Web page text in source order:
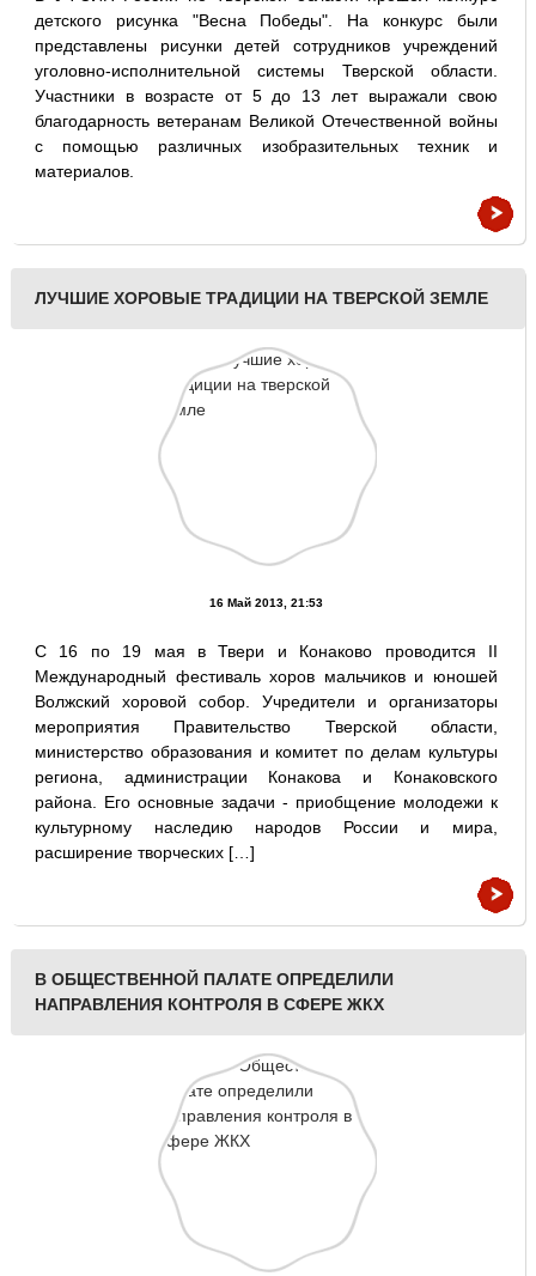
детского рисунка "Весна Победы". На конкурс были
представлены рисунки детей сотрудников учреждений
уголовно-исполнительной системы Тверской области.
Участники в возрасте от 5 до 13 лет выражали свою
благодарность ветеранам Великой Отечественной войны
с помощью различных изобразительных техник и
материалов.
ЛУЧШИЕ ХОРОВЫЕ ТРАДИЦИИ НА ТВЕРСКОЙ ЗЕМЛЕ
16 Май 2013, 21:53
С 16 по 19 мая в Твери и Конаково проводится II
Международный фестиваль хоров мальчиков и юношей
Волжский хоровой собор. Учредители и организаторы
мероприятия Правительство Тверской области,
министерство образования и комитет по делам культуры
региона, администрации Конакова и Конаковского
района. Его основные задачи - приобщение молодежи к
культурному наследию народов России и мира,
расширение творческих […]
В ОБЩЕСТВЕННОЙ ПАЛАТЕ ОПРЕДЕЛИЛИ
НАПРАВЛЕНИЯ КОНТРОЛЯ В СФЕРЕ ЖКХ